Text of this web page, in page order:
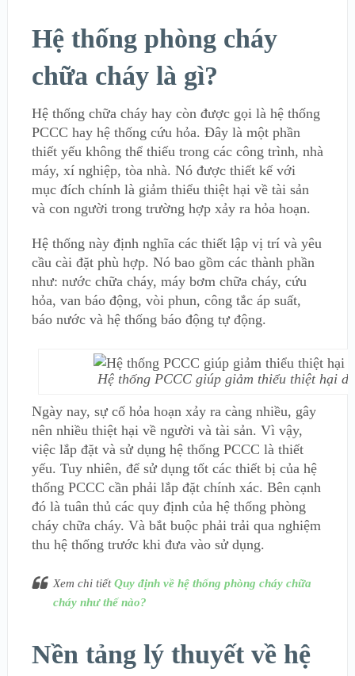
Hệ thống phòng cháy
chữa cháy là gì?
Hệ thống chữa cháy hay còn được gọi là hệ thống
PCCC hay hệ thống cứu hỏa. Đây là một phần
thiết yếu không thể thiếu trong các công trình, nhà
máy, xí nghiệp, tòa nhà. Nó được thiết kế với
mục đích chính là giảm thiểu thiệt hại về tài sản
và con người trong trường hợp xảy ra hỏa hoạn.
Hệ thống này định nghĩa các thiết lập vị trí và yêu
cầu cài đặt phù hợp. Nó bao gồm các thành phần
như: nước chữa cháy, máy bơm chữa cháy, cứu
hỏa, van báo động, vòi phun, công tắc áp suất,
báo nước và hệ thống báo động tự động.
Hệ thống PCCC giúp giảm thiểu thiệt hại
Ngày nay, sự cố hỏa hoạn xảy ra càng nhiều, gây
nên nhiều thiệt hại về người và tài sản. Vì vậy,
việc lắp đặt và sử dụng hệ thống PCCC là thiết
yếu. Tuy nhiên, để sử dụng tốt các thiết bị của hệ
thống PCCC cần phải lắp đặt chính xác. Bên cạnh
đó là tuân thủ các quy định của hệ thống phòng
cháy chữa cháy. Và bắt buộc phải trải qua nghiệm
thu hệ thống trước khi đưa vào sử dụng.
Xem chi tiếtQuy định về hệ thống phòng cháy chữa
cháy như thế nào?
Nền tảng lý thuyết về hệ